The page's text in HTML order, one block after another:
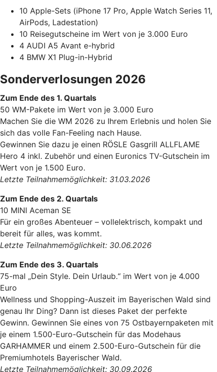
10 Apple-Sets (iPhone 17 Pro, Apple Watch Series 11,
AirPods, Ladestation)
10 Reisegutscheine im Wert von je 3.000 Euro
4 AUDI A5 Avant e-hybrid
4 BMW X1 Plug-in-Hybrid
Sonderverlosungen 2026
Zum Ende des 1. Quartals
50 WM-Pakete im Wert von je 3.000 Euro
Machen Sie die WM 2026 zu Ihrem Erlebnis und holen Sie
sich das volle Fan-Feeling nach Hause.
Gewinnen Sie dazu je einen RÖSLE Gasgrill ALLFLAME
Hero 4 inkl. Zubehör und einen Euronics TV-Gutschein im
Wert von je 1.500 Euro.
Letzte Teilnahmemöglichkeit: 31.03.2026
Zum Ende des 2. Quartals
10 MINI Aceman SE
Für ein großes Abenteuer – vollelektrisch, kompakt und
bereit für alles, was kommt.
Letzte Teilnahmemöglichkeit: 30.06.2026
Zum Ende des 3. Quartals
75-mal „Dein Style. Dein Urlaub.“ im Wert von je 4.000
Euro
Wellness und Shopping-Auszeit im Bayerischen Wald sind
genau Ihr Ding? Dann ist dieses Paket der perfekte
Gewinn. Gewinnen Sie eines von 75 Ostbayernpaketen mit
je einem 1.500-Euro-Gutschein für das Modehaus
GARHAMMER und einem 2.500-Euro-Gutschein für die
Premiumhotels Bayerischer Wald.
Letzte Teilnahmemöglichkeit: 30.09.2026